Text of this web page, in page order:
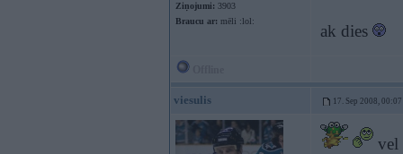
Ziņojumi: 3903
Braucu ar: mēli :lol:
ak dies
viesulis 17. Sep 2008, 00:07
vel